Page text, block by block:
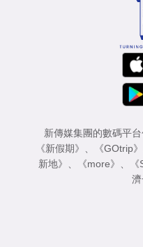
新傳媒集團的數碼平
《新假期》
《GOtrip》
新地》
《more》
濟